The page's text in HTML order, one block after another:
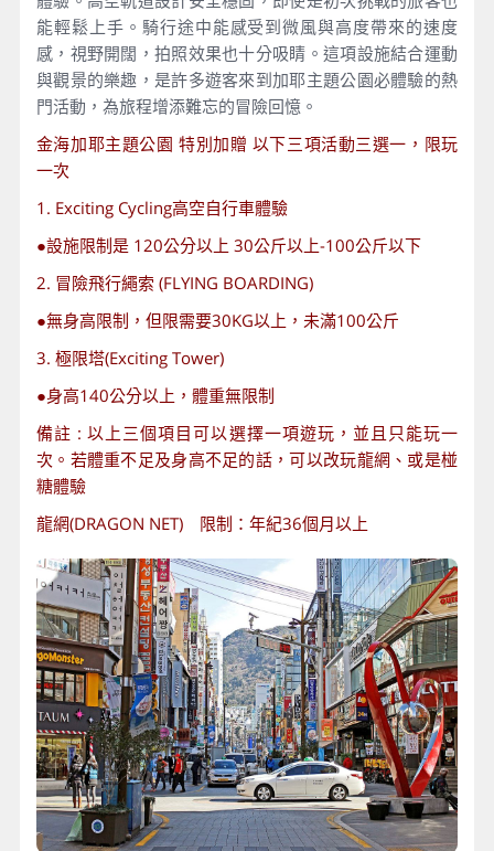
能輕鬆上手。騎行途中能感受到微風與高度帶來的速度
感，視野開闊，拍照效果也十分吸睛。這項設施結合運動
與觀景的樂趣，是許多遊客來到加耶主題公園必體驗的熱
門活動，為旅程增添難忘的冒險回憶。
⾦海加耶主題公園 特別加贈 以下三項活動三選一，限玩
一次
1. Exciting Cycling高空自行車體驗
●設施限制是 120公分以上 30公斤以上-100公斤以下
2. 冒險飛行繩索 (FLYING BOARDING)
●無身高限制，但限需要30KG以上，未滿100公斤
3. 極限塔(Exciting Tower)
●身高140公分以上，體重無限制
備註 : 以上三個項目可以選擇一項遊玩，並且只能玩一
次。若體重不足及身高不足的話，可以改玩龍網、或是椪
糖體驗
龍網(DRAGON NET) 限制：年紀36個月以上